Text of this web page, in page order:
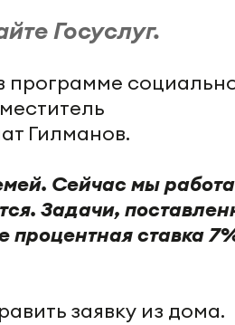
Госуслуг.
программе
Гилманов.
Сейчас мы
Задачи,
ставка
заявку из дома.